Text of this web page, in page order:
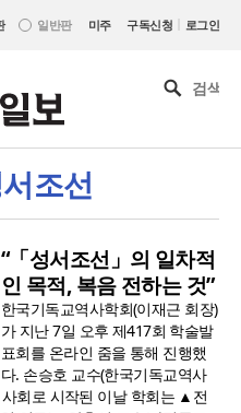
일반판 미주 구독신청 | 로그인
조선
“「성서조선」의 일차적
인 목적, 복음 전하는 것”
한국기독교역사학회(이재근 회장)
가 지난 7일 오후 제417회 학술발
표회를 온라인 줌을 통해 진행했
다. 손승호 교수(한국기독교역사
회로 시작된 이날 학회는 ▲전